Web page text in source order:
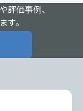
評価事例、
す。